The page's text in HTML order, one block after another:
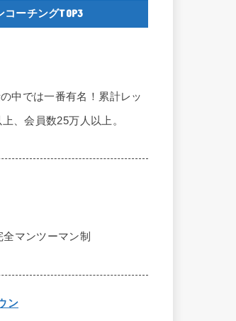
コーチングTOP3
中では一番有名！累計レッ
、会員数25万人以上。
マンツーマン制
ン